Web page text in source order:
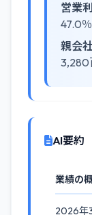
営業
47.0％
親会
3,280
AI要約
業績の
2026年